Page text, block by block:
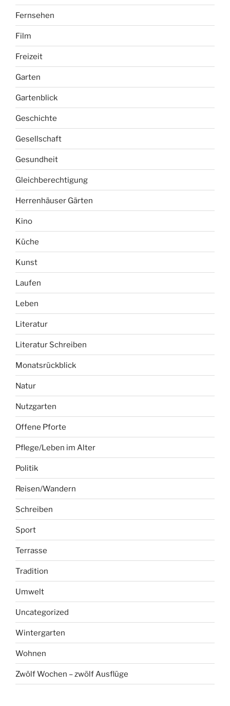
Fernsehen
Film
Freizeit
Garten
Gartenblick
Geschichte
Gesellschaft
Gesundheit
Gleichberechtigung
Herrenhäuser Gärten
Kino
Küche
Kunst
Laufen
Leben
Literatur
Literatur Schreiben
Monatsrückblick
Natur
Nutzgarten
Offene Pforte
Pflege/Leben im Alter
Politik
Reisen/Wandern
Schreiben
Sport
Terrasse
Tradition
Umwelt
Uncategorized
Wintergarten
Wohnen
Zwölf Wochen – zwölf Ausflüge